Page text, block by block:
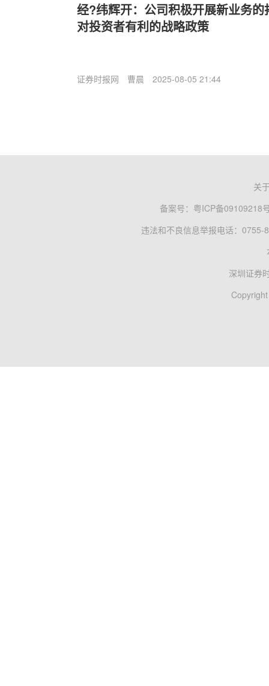
经?纬辉开：公司积极开展新业务
对投资者有利的战略政策
证券时报网 曹晨 2025-08-05 21:44
关
备案号： 粤ICP备09109218
违法和不良信息举报电话：0755-
深圳证券